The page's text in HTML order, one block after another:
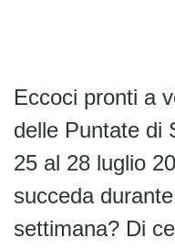
Eccoci pronti a
delle Puntate di
25 al 28 luglio
succeda
settimana? Di